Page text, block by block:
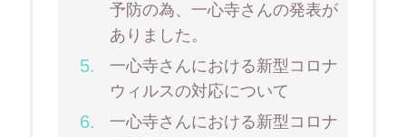
予防の為、一心寺さんの発表が
ありました。
一心寺さんにおける新型コロナ
ウィルスの対応について
一心寺さんにおける新型コロナ